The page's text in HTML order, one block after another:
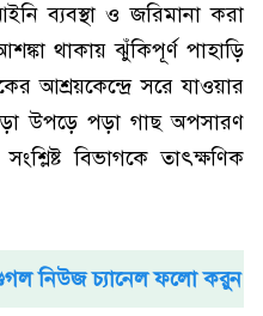
ব্যবস্থা ও জরিমানা করা
থাকায় ঝুঁকিপূর্ণ পাহাড়ি
আশ্রয়কেন্দ্রে সরে যাওয়ার
উপড়ে পড়া গাছ অপসারণ
বিভাগকে তাৎক্ষণিক
নিউজ চ্যানেল ফলো করুন